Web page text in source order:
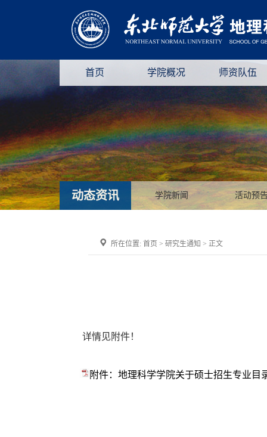
首页 学院概况 师资队伍
动态资讯 学院新闻 活动预
所在位置: 首页 > 研究生通知 > 正文
详情见附件！
附件：地理科学学院关于硕士招生专业目